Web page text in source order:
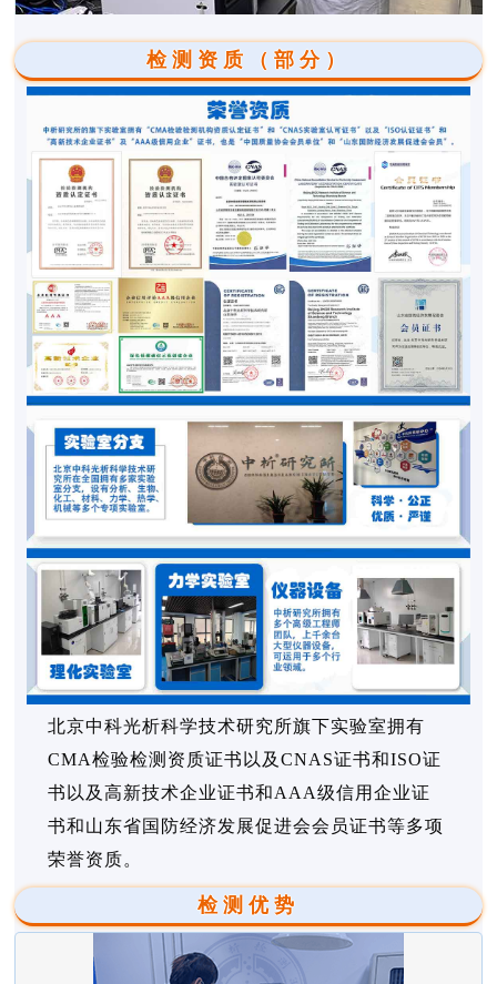
检测资质（部分）
北京中科光析科学技术研究所旗下实验室拥有
CMA检验检测资质证书以及CNAS证书和ISO证
书以及高新技术企业证书和AAA级信用企业证
书和山东省国防经济发展促进会会员证书等多项
荣誉资质。
检测优势